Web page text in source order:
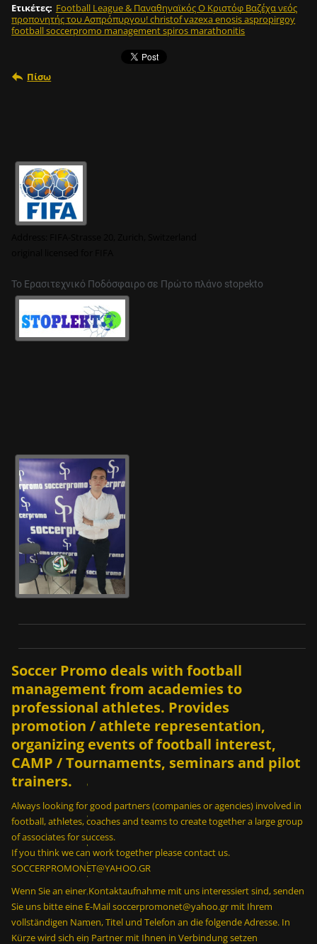
Ετικέτες: Football League & Παναθηναϊκός Ο Κριστόφ Βαζέχα νεός
προπονητής του Ασπρόπυργου! christof vazexa enosis aspropirgoy
football soccerpromo management spiros marathonitis
Πίσω
ί
ν
α
δ
ν
α
τ
ό
ν
σ
ε
Το Ερασιτεχνικό Ποδόσφαιρο σε Πρώτο πλάνο stopekto
Soccer Promo deals with football
management from academies to
professional athletes. Provides
promotion / athlete representation,
organizing events of football interest,
CAMP / Tournaments, seminars and pilot
trainers.
Always looking for good partners (companies or agencies) involved in
football, athletes, coaches and teams to create together a large group
of associates for success.
If you think we can work together please contact us.
SOCCERPROMONET@YAHOO.GR
Wenn Sie an einer Kontaktaufnahme mit uns interessiert sind, senden
Sie uns bitte eine E-Mail soccerpromonet@yahoo.gr mit Ihrem
vollständigen Namen, Titel und Telefon an die folgende Adresse. In
Kürze wird sich ein Partner mit Ihnen in Verbindung setzen